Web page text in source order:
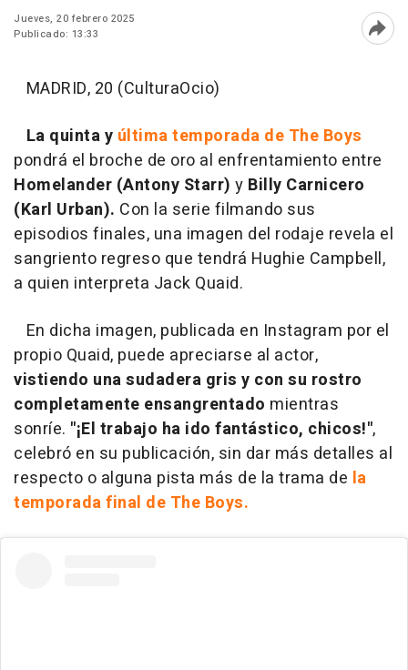
Jueves, 20 febrero 2025
Publicado: 13:33
MADRID, 20 (CulturaOcio)
La quinta y última temporada de The Boys
pondrá el broche de oro al enfrentamiento entre
Homelander (Antony Starr) y Billy Carnicero
(Karl Urban). Con la serie filmando sus
episodios finales, una imagen del rodaje revela el
sangriento regreso que tendrá Hughie Campbell,
a quien interpreta Jack Quaid.
En dicha imagen, publicada en Instagram por el
propio Quaid, puede apreciarse al actor,
vistiendo una sudadera gris y con su rostro
completamente ensangrentado mientras
sonríe. "¡El trabajo ha ido fantástico, chicos!",
celebró en su publicación, sin dar más detalles al
respecto o alguna pista más de la trama de la
temporada final de The Boys.